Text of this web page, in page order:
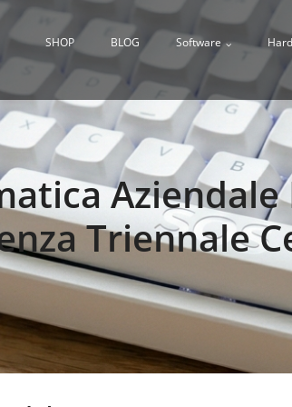
SHOP BLOG Software
Aziendale
Triennale